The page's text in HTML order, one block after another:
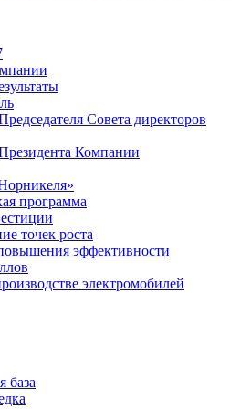
Совета директоров
Компании
программа
точек роста
эффективности
электромобилей
база